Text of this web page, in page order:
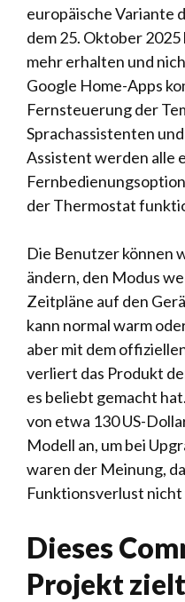
europäische Variante
dem 25. Oktober
mehr erhalten und
Google Home-Apps
Fernsteuerung der
Sprachassistenten
Assistent werden alle
der Thermostat
Die Benutzer können
ändern, den Modus
Zeitpläne auf den
kann normal warm
aber mit dem
verliert das Produkt
es beliebt gemacht
von etwa 130 US-
Modell an, um bei
waren der Meinung,
Funktionsverlust
Dieses
Projekt